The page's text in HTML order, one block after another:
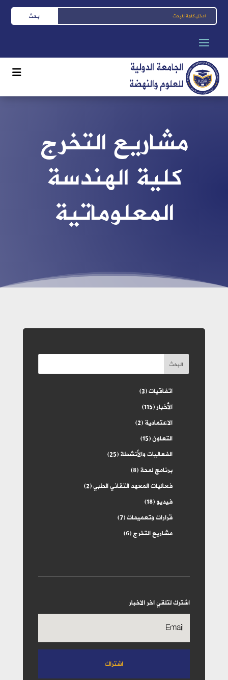
مشاريع التخرج
كلية الهندسة
المعلوماتية
البحث
اتفاقيات(3)
الأخبار(115)
الاعتمادية(2)
التعاون(15)
الفعاليات والأنشطة(25)
برنامج لمحة(8)
فعاليات المعهد التقاني الطبي(2)
فيديو(18)
قرارات وتعميمات(7)
مشاريع التخرج(6)
اشترك لتلقي اخر الاخبار
اشتراك